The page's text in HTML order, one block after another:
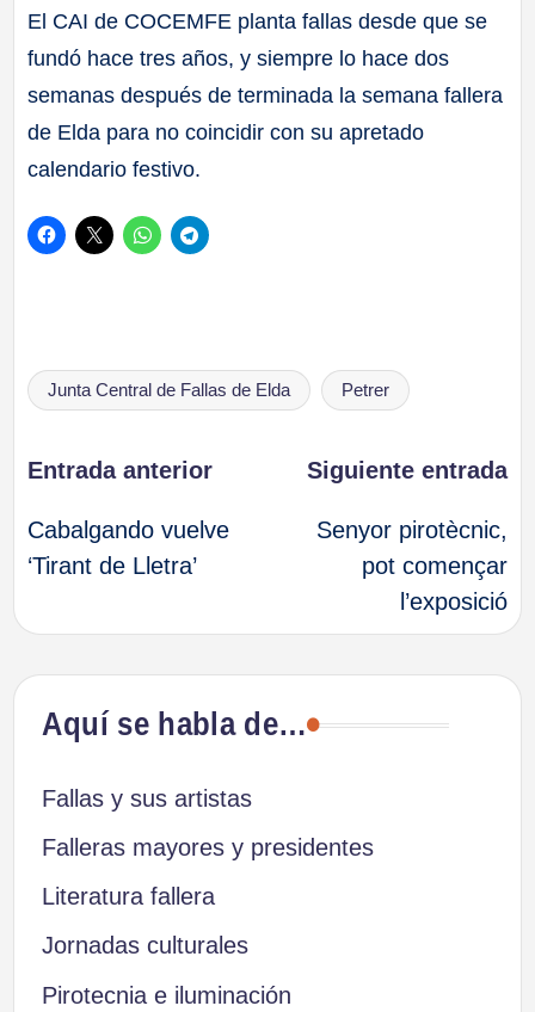
El CAI de COCEMFE planta fallas desde que se
fundó hace tres años, y siempre lo hace dos
semanas después de terminada la semana fallera
de Elda para no coincidir con su apretado
calendario festivo.
Etiquetas:
Junta Central de Fallas de Elda Petrer
Navegación
de
entradas
Entrada anterior
Cabalgando vuelve
‘Tirant de Lletra’
Siguiente entrada
Senyor pirotècnic,
pot començar
l’exposició
Aquí se habla de…
Fallas y sus artistas
Falleras mayores y presidentes
Literatura fallera
Jornadas culturales
Pirotecnia e iluminación